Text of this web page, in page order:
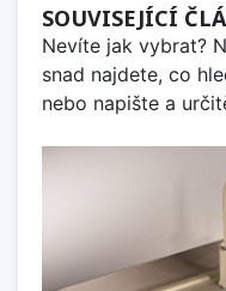
SOUVISEJÍCÍ
Nevíte jak vybrat?
snad najdete, co
nebo napište a